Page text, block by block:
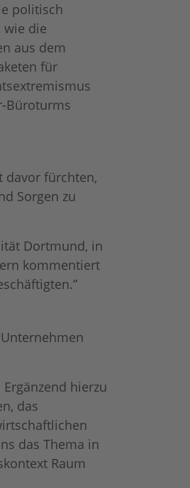
politisch
wie die
aus dem
für
Büroturms
davor fürchten,
Sorgen zu
Dortmund, in
kommentiert
hierzu
das
das Thema in
Raum